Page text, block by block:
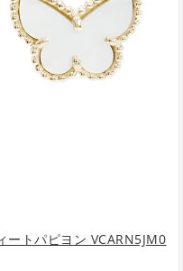
トパピヨン VCARN5JM0